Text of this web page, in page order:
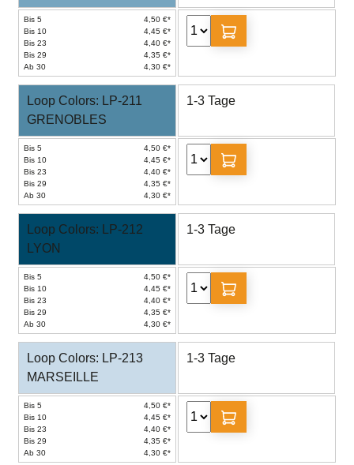
Bis 5
4,50 €*
Bis 10
4,45 €*
Bis 23
4,40 €*
Bis 29
4,35 €*
Ab 30
4,30 €*
Loop Colors: LP-211
GRENOBLES
1-3 Tage
Bis 5
4,50 €*
Bis 10
4,45 €*
Bis 23
4,40 €*
Bis 29
4,35 €*
Ab 30
4,30 €*
Loop Colors: LP-212
LYON
1-3 Tage
Bis 5
4,50 €*
Bis 10
4,45 €*
Bis 23
4,40 €*
Bis 29
4,35 €*
Ab 30
4,30 €*
Loop Colors: LP-213
MARSEILLE
1-3 Tage
Bis 5
4,50 €*
Bis 10
4,45 €*
Bis 23
4,40 €*
Bis 29
4,35 €*
Ab 30
4,30 €*